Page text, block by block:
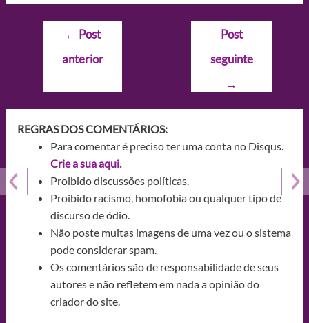
Navegação
Post
← Post
anterior
Post
seguinte
→
REGRAS DOS COMENTÁRIOS:
Para comentar é preciso ter uma conta no Disqus.
Crie a sua aqui.
Proibido discussões políticas.
Proibido racismo, homofobia ou qualquer tipo de
discurso de ódio.
Não poste muitas imagens de uma vez ou o sistema
pode considerar spam.
Os comentários são de responsabilidade de seus
autores e não refletem em nada a opinião do
criador do site.